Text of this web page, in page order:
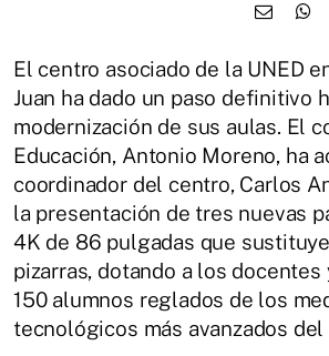
El centro asociado de la UNED
Juan ha dado un paso definitivo
modernización de sus aulas. El
Educación, Antonio Moreno, ha
coordinador del centro, Carlos
la presentación de tres nuevas
4K de 86 pulgadas que
pizarras, dotando a los docentes
150 alumnos reglados de los
tecnológicos más avanzados del